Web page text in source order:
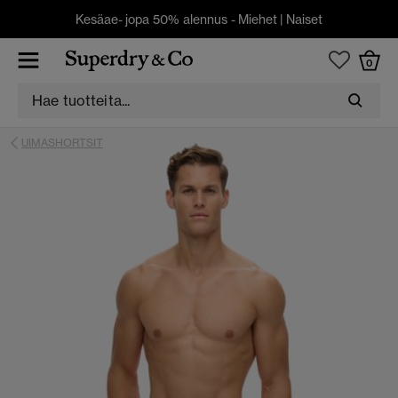
Kesäae- jopa 50% alennus - Miehet | Naiset
0
UIMASHORTSIT